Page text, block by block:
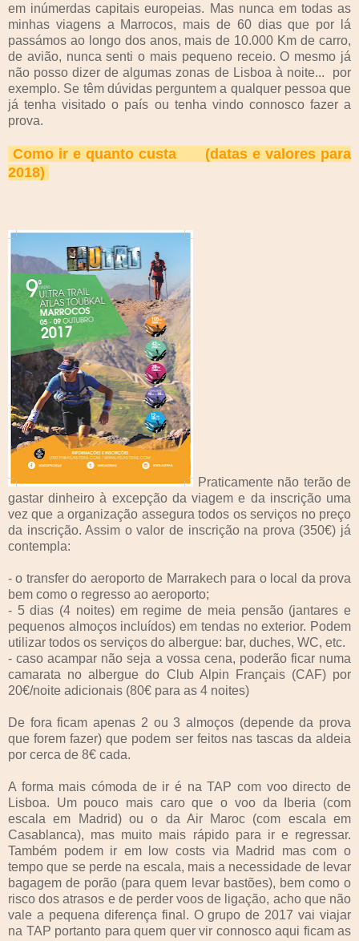
em inúmerdas capitais europeias. Mas nunca em todas as
minhas viagens a Marrocos, mais de 60 dias que por lá
passámos ao longo dos anos, mais de 10.000 Km de carro,
de avião, nunca senti o mais pequeno receio. O mesmo já
não posso dizer de algumas zonas de Lisboa à noite... por
exemplo. Se têm dúvidas perguntem a qualquer pessoa que
já tenha visitado o país ou tenha vindo connosco fazer a
prova.
Como ir e quanto custa (datas e valores para
2018)
Praticamente não terão de
gastar dinheiro à excepção da viagem e da inscrição uma
vez que a organização assegura todos os serviços no preço
da inscrição. Assim o valor de inscrição na prova (350€) já
contempla:
- o transfer do aeroporto de Marrakech para o local da prova
bem como o regresso ao aeroporto;
- 5 dias (4 noites) em regime de meia pensão (jantares e
pequenos almoços incluídos) em tendas no exterior. Podem
utilizar todos os serviços do albergue: bar, duches, WC, etc.
- caso acampar não seja a vossa cena, poderão ficar numa
camarata no albergue do Club Alpin Français (CAF) por
20€/noite adicionais (80€ para as 4 noites)
De fora ficam apenas 2 ou 3 almoços (depende da prova
que forem fazer) que podem ser feitos nas tascas da aldeia
por cerca de 8€ cada.
A forma mais cómoda de ir é na TAP com voo directo de
Lisboa. Um pouco mais caro que o voo da Iberia (com
escala em Madrid) ou o da Air Maroc (com escala em
Casablanca), mas muito mais rápido para ir e regressar.
Também podem ir em low costs via Madrid mas com o
tempo que se perde na escala, mais a necessidade de levar
bagagem de porão (para quem levar bastões), bem como o
risco dos atrasos e de perder voos de ligação, acho que não
vale a pequena diferença final. O grupo de 2017 vai viajar
na TAP portanto para quem quer vir connosco aqui ficam as